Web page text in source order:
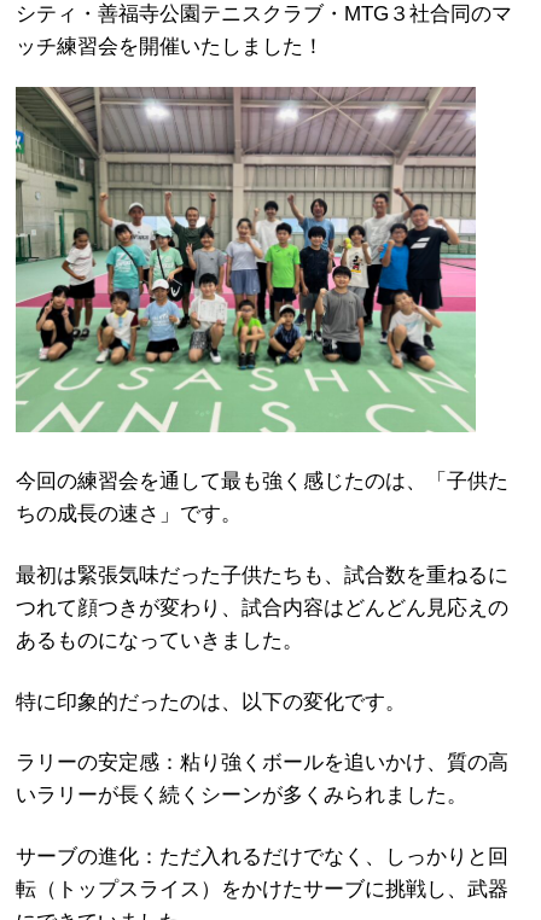
シティ・善福寺公園テニスクラブ・MTG３社合同のマ
ッチ練習会を開催いたしました！
今回の練習会を通して最も強く感じたのは、「子供た
ちの成長の速さ」です。
最初は緊張気味だった子供たちも、試合数を重ねるに
つれて顔つきが変わり、試合内容はどんどん見応えの
あるものになっていきました。
特に印象的だったのは、以下の変化です。
ラリーの安定感：粘り強くボールを追いかけ、質の高
いラリーが長く続くシーンが多くみられました。
サーブの進化：ただ入れるだけでなく、しっかりと回
転（トップスライス）をかけたサーブに挑戦し、武器